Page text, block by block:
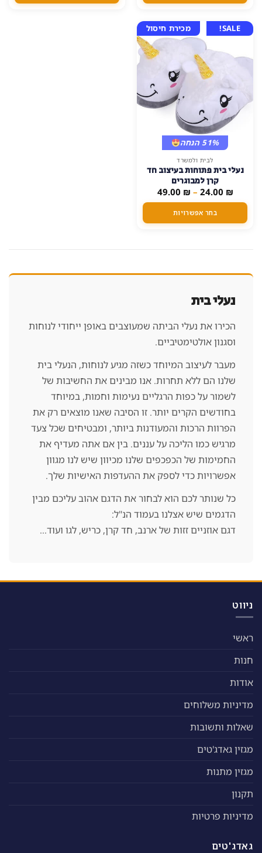
SALE! מכירת חיסול
51% הנחה
לבית ולמשרד
נעלי בית פתוחות בעיצוב חד
קרן למבוגרים
24.00 ₪
–
49.00 ₪ טווח
מחירים:
⁦49.00 ₪⁩
בחר אפשרויות
זה
מספר
ניתן
בעמוד
נעלי בית
הכירו את נעלי הביתה שמעוצבים באופן ייחודי לנוחות
וסגנון אולטימטיביים.
מעבר לעיצוב המיוחד כשזה מגיע לנוחות, הנעלי בית
שלנו הם ללא תחרות. אנו מבינים את החשיבות של
לשמור על כפות הרגליים נעימות וחמות, במיוחד
בחודשים הקרים יותר. זו הסיבה שאנו מוצאים רק את
הפרוות הרכות והמעודנות ביותר, ומבטיחים שכל צעד
מרגיש כמו הליכה על עננים. בין אם אתה מעדיף את
החמימות של הכפכפים שלנו מכיוון שיש לנו מגוון
אפשרויות כדי לספק את ההעדפות האישיות שלך.
כל שנותר לכם הוא לבחור את הדגם אהוב עליכם מבין
הדגמים שיש אצלנו בעמוד הנ"ל:
דגם אוזניים זזות של ארנב, חד קרן, כריש, לגו ועוד…
ניווט
ראשי
חנות
אודות
מדיניות משלוחים
שאלות ותשובות
מגזין גאדג'טים
מגזין מתנות
תקנון
מדיניות פרטיות
גאדג'טים